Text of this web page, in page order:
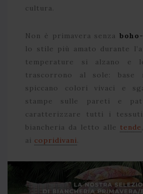
cultura.
Non è primavera senza
lo stile più amato durante
temperature si alzano e
trascorrono al sole: base
spiccano colori vivaci e
stampe sulle pareti e
caratterizzare tutti i tessuti
biancheria da letto alle tende
ai copridivani.